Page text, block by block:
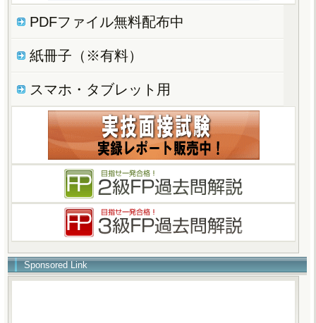
PDFファイル無料配布中
紙冊子（※有料）
スマホ・タブレット用
Sponsored Link